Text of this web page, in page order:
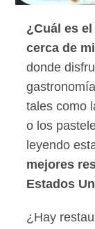
¿Cuál es
cerca de
donde
tales como
o los
leyendo
mejores
Estados
¿Hay